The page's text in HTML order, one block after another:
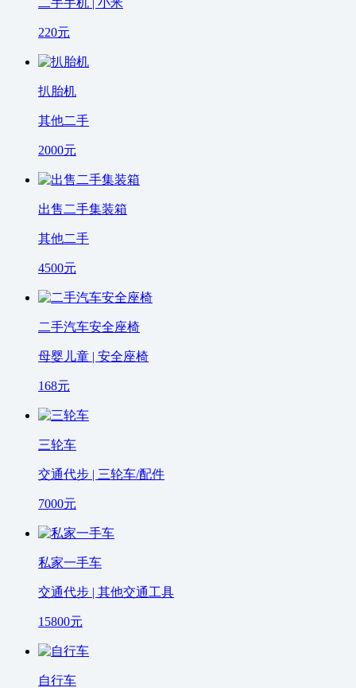
220元
扒胎机
其他二手
2000元
出售二手集装箱
其他二手
4500元
二手汽车安全座椅
母婴儿童 | 安全座椅
168元
三轮车
交通代步 | 三轮车/配件
7000元
私家一手车
交通代步 | 其他交通工具
15800元
自行车